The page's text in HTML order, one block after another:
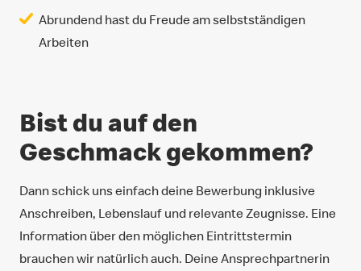
Abrundend hast du Freude am selbstständigen
Arbeiten
Bist du auf den
Geschmack gekommen?
Dann schick uns einfach deine Bewerbung inklusive
Anschreiben, Lebenslauf und relevante Zeugnisse. Eine
Information über den möglichen Eintrittstermin
brauchen wir natürlich auch. Deine Ansprechpartnerin